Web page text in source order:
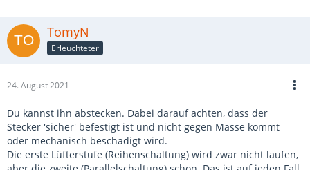
TomyN
Erleuchteter
24. August 2021
Du kannst ihn abstecken. Dabei darauf achten, dass der
Stecker 'sicher' befestigt ist und nicht gegen Masse kommt
oder mechanisch beschädigt wird.
Die erste Lüfterstufe (Reihenschaltung) wird zwar nicht laufen,